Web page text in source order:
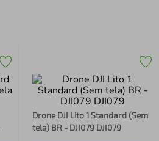
Drone DJI Lito 1 Standard (Sem
tela) BR - DJI079 DJI079